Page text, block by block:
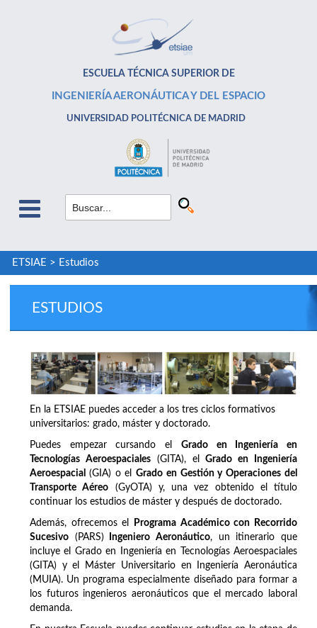
ESCUELA TÉCNICA SUPERIOR DE
INGENIERÍA AERONÁUTICA Y DEL ESPACIO
UNIVERSIDAD POLITÉCNICA DE MADRID
ETSIAE > Estudios
ESTUDIOS
En la ETSIAE puedes acceder a los tres ciclos formativos
universitarios: grado, máster y doctorado.
Puedes empezar cursando el Grado en Ingeniería en
Tecnologías Aeroespaciales(GITA), elGrado en Ingeniería
Aeroespacial (GIA) o elGrado en Gestión y Operaciones del
Transporte Aéreo (GyOTA) y, una vez obtenido el título
continuar los estudios de máster y después de doctorado.
Además, ofrecemos el
Programa Académico con Recorrido
Sucesivo (PARS) Ingeniero Aeronáutico, un itinerario que
incluye el Grado en Ingeniería en Tecnologías Aeroespaciales
(GITA) y el Máster Universitario en Ingeniería Aeronáutica
(MUIA). Un programa especialmente diseñado para formar a
los futuros ingenieros aeronáuticos que el mercado laboral
demanda.